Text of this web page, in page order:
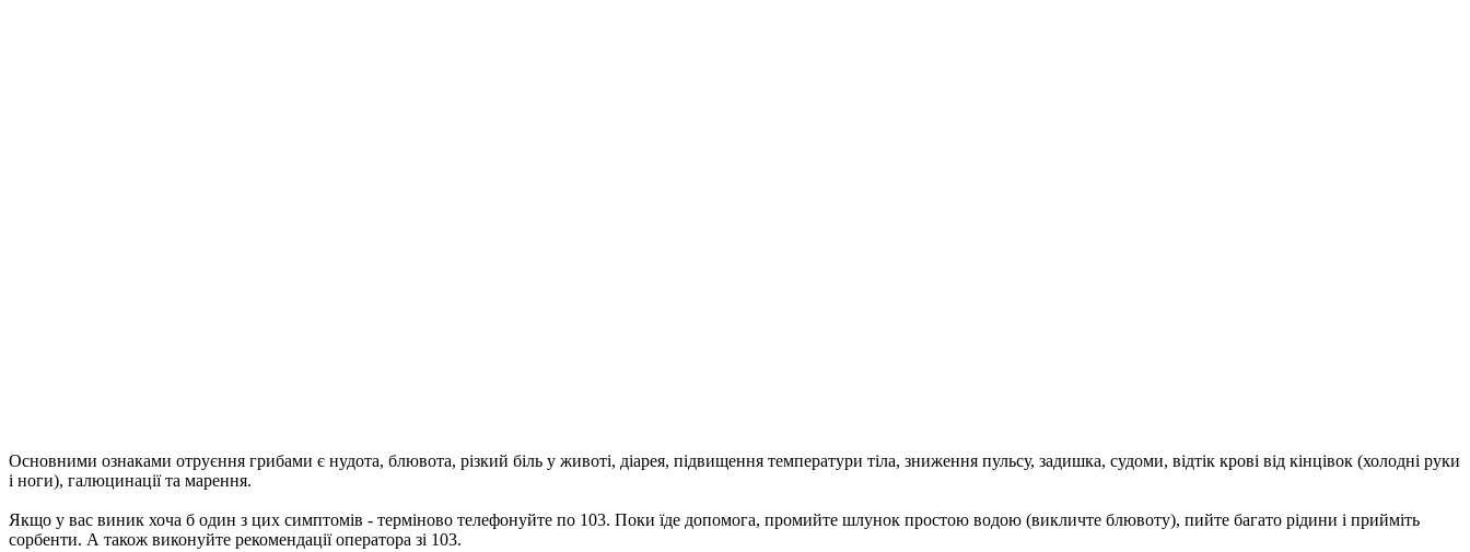
Основними ознаками отруєння грибами є нудота, блювота, різкий біль у животі, діарея, підвищення температури тіла, зниження пульсу, задишка, судоми, відтік крові від кінцівок (холодні руки
і ноги), галюцинації та марення.
Якщо у вас виник хоча б один з цих симптомів - терміново телефонуйте по 103. Поки їде допомога, промийте шлунок простою водою (викличте блювоту), пийте багато рідини і прийміть
сорбенти. А також виконуйте рекомендації оператора зі 103.